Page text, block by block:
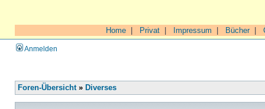
Home Privat Impressum Bücher|
Anmelden
Foren-Übersicht» Diverses